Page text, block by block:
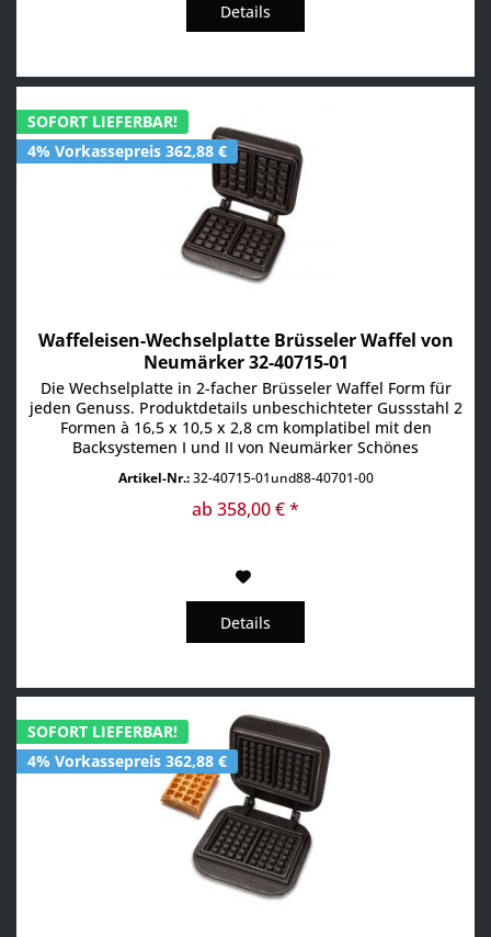
Details
SOFORT LIEFERBAR!
4% Vorkassepreis 362,88 €
Waffeleisen-Wechselplatte Brüsseler Waffel von
Neumärker 32-40715-01
Die Wechselplatte in 2-facher Brüsseler Waffel Form für
jeden Genuss. Produktdetails unbeschichteter Gussstahl 2
Formen à 16,5 x 10,5 x 2,8 cm komplatibel mit den
Backsystemen I und II von Neumärker Schönes
Waffeltörtchen.
Artikel-Nr.:32-40715-01und88-40701-00
ab 358,00 € *
Details
SOFORT LIEFERBAR!
4% Vorkassepreis 362,88 €